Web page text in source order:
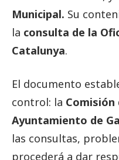
Municipal. Su
la consulta de la
Catalunya.
El documento
control: la Comisión
Ayuntamiento de
las consultas,
procederá a dar